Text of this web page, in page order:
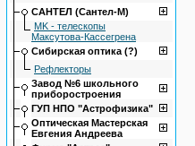
САНТЕЛ (Сантел-М)
MK - телескопы
Максутова-Кассегрена
Сибирская оптика (?)
Рефлекторы
Завод №6 школьного
приборостроения
ГУП НПО "Астрофизика"
Оптическая Мастерская
Евгения Андреева